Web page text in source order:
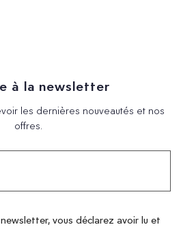
à la newsletter
les dernières nouveautés et nos
offres.
vous déclarez avoir lu et